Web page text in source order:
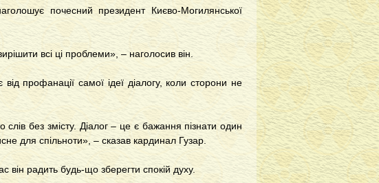
почесний президент Києво-Могилянської
всі ці проблеми», – наголосив він.
профанації самої ідеї діалогу, коли сторони не
без змісту. Діалог – це є бажання пізнати один
для спільноти», – сказав кардинал Гузар.
він радить будь-що зберегти спокій духу.